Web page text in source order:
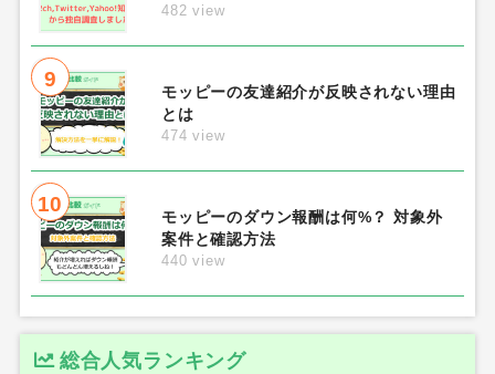
482 view
9
モッピーの友達紹介が反映されない理由
とは
474 view
10
モッピーのダウン報酬は何%？ 対象外
案件と確認方法
440 view
総合人気ランキング